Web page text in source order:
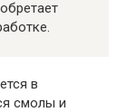
в
смолы и